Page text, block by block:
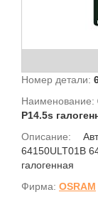
Номер детали:
Наименование:
P14.5s
Описание:
64150ULT01B
галогенная
Фирма: OSRAM